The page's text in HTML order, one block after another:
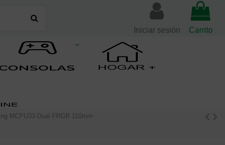
Iniciar sesión Carrito
MCPU33 Dual FRGB 110mm